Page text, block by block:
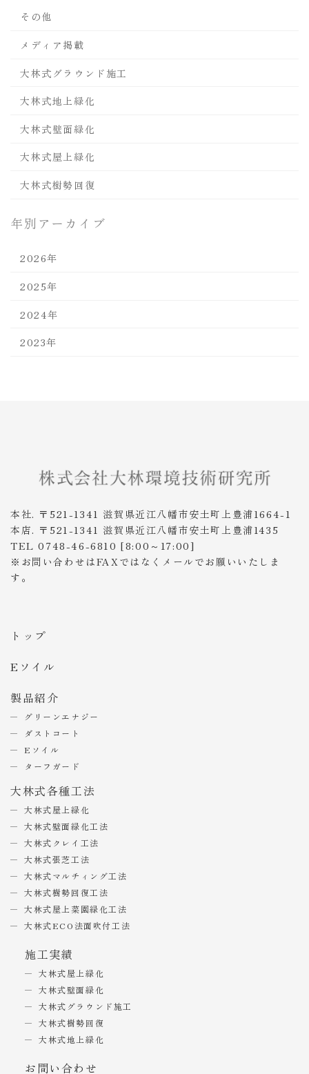
その他
メディア掲載
大林式グラウンド施工
大林式地上緑化
大林式壁面緑化
大林式屋上緑化
大林式樹勢回復
年別アーカイブ
2026年
2025年
2024年
2023年
本社. 〒521-1341 滋賀県近江八幡市安土町上豊浦1664-1
本店. 〒521-1341 滋賀県近江八幡市安土町上豊浦1435
TEL 0748-46-6810 [8:00～17:00]
※お問い合わせはFAXではなくメールでお願いいたしま
す。
トップ
Eソイル
製品紹介
グリーンエナジー
ダストコート
Eソイル
ターフガード
大林式各種工法
大林式屋上緑化
大林式壁面緑化工法
大林式クレイ工法
大林式張芝工法
大林式マルチィング工法
大林式樹勢回復工法
大林式屋上菜園緑化工法
大林式ECO法面吹付工法
施工実績
大林式屋上緑化
大林式壁面緑化
大林式グラウンド施工
大林式樹勢回復
大林式地上緑化
お問い合わせ